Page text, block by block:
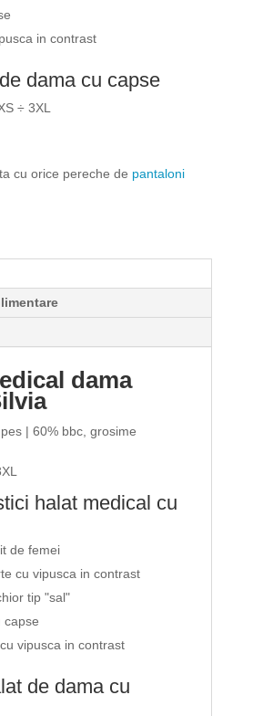
in contrast
dama cu capse
÷ 3XL
cu orice pereche de pantaloni
dama
| 60% bbc, grosime
halat medical cu
de femei
cu vipusca in contrast
tip "sal"
capse
vipusca in contrast
de dama cu